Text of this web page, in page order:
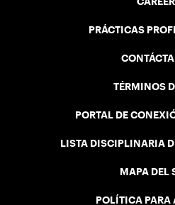
PRÁCTICAS
TÉRMINOS
PORTAL DE
LISTA DISCIPLINARIA
MAPA DEL
POLÍTICA PARA